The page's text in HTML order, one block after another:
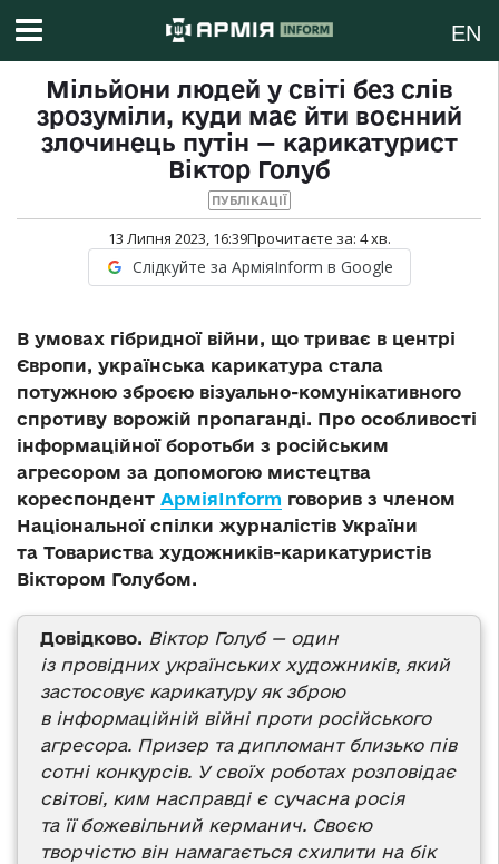
EN
Мільйони людей у світі без слів
зрозуміли, куди має йти воєнний
злочинець путін — карикатурист
Віктор Голуб
ПУБЛІКАЦІЇ
13 Липня 2023, 16:39Прочитаєте за: 4хв.
Слідкуйте за АрміяInform в Google
В умовах гібридної війни, що триває в центрі
Європи, українська карикатура стала
потужною зброєю візуально-комунікативного
спротиву ворожій пропаганді. Про особливості
інформаційної боротьби з російським
агресором за допомогою мистецтва
кореспондент АрміяInform говорив з членом
Національної спілки журналістів України
та Товариства художників-карикатуристів
Віктором Голубом.
Довідково. Віктор Голуб — один
із провідних українських художників, який
застосовує карикатуру як зброю
в інформаційній війні проти російського
агресора. Призер та дипломант близько пів
сотні конкурсів. У своїх роботах розповідає
світові, ким насправді є сучасна росія
та її божевільний керманич. Своєю
творчістю він намагається схилити на бік